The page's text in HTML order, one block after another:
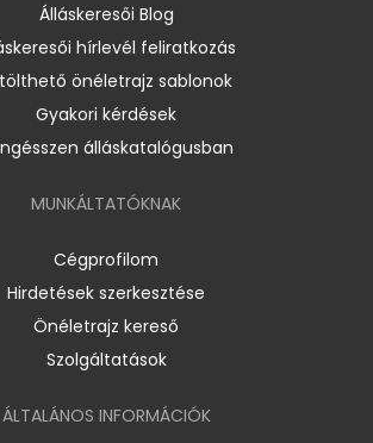
Álláskeresői Blog
hírlevél feliratkozás
önéletrajz sablonok
Gyakori kérdések
álláskatalógusban
MUNKÁLTATÓKNAK
Cégprofilom
Hirdetések szerkesztése
Önéletrajz kereső
Szolgáltatások
ÁLTALÁNOS INFORMÁCIÓK